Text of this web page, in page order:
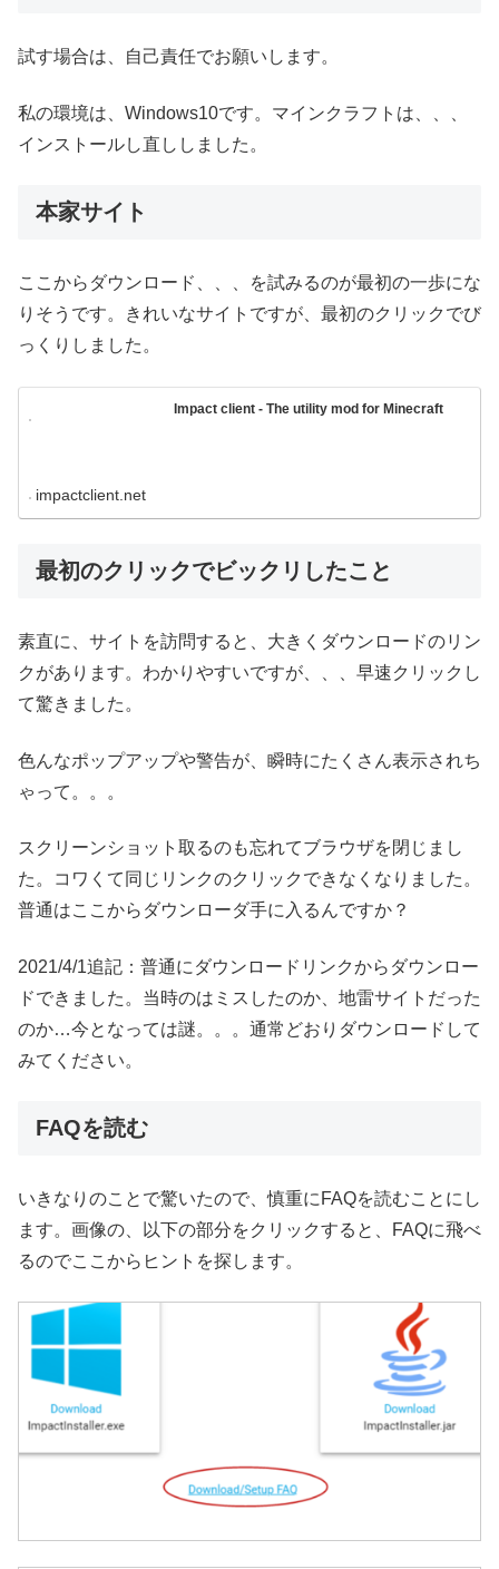
試す場合は、自己責任でお願いします。
私の環境は、Windows10です。マインクラフトは、、、
インストールし直ししました。
本家サイト
ここからダウンロード、、、を試みるのが最初の一歩にな
りそうです。きれいなサイトですが、最初のクリックでび
っくりしました。
Impact client - The utility mod for Minecraft
impactclient.net
最初のクリックでビックリしたこと
素直に、サイトを訪問すると、大きくダウンロードのリン
クがあります。わかりやすいですが、、、早速クリックし
て驚きました。
色んなポップアップや警告が、瞬時にたくさん表示されち
ゃって。。。
スクリーンショット取るのも忘れてブラウザを閉じまし
た。コワくて同じリンクのクリックできなくなりました。
普通はここからダウンローダ手に入るんですか？
2021/4/1追記：普通にダウンロードリンクからダウンロー
ドできました。当時のはミスしたのか、地雷サイトだった
のか…今となっては謎。。。通常どおりダウンロードして
みてください。
FAQを読む
いきなりのことで驚いたので、慎重にFAQを読むことにし
ます。画像の、以下の部分をクリックすると、FAQに飛べ
るのでここからヒントを探します。